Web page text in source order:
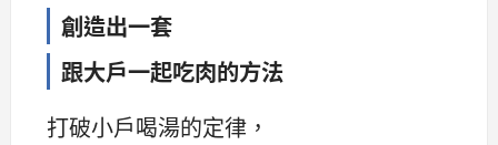
創造出一套
跟大戶一起吃肉的方法
打破小戶喝湯的定律，